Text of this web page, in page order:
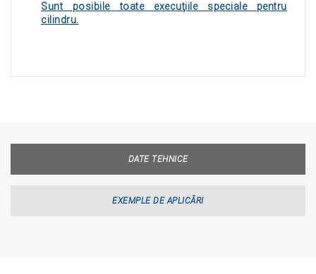
Sunt posibile toate execuţiile speciale pentru
cilindru.
DATE TEHNICE
EXEMPLE DE APLICĂRI